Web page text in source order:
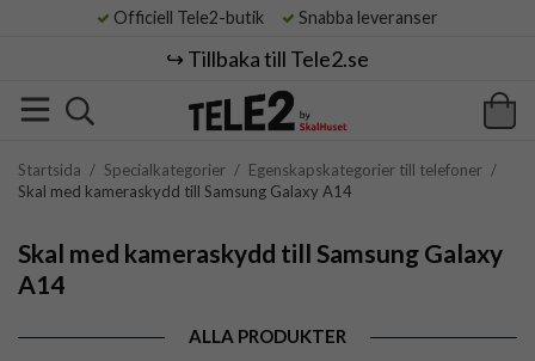
Officiell Tele2-butik Snabba leveranser
↪️ Tillbaka till Tele2.se
Startsida / Specialkategorier / Egenskapskategorier till telefoner /
Skal med kameraskydd till Samsung Galaxy A14
Skal med kameraskydd till Samsung Galaxy
A14
ALLA PRODUKTER